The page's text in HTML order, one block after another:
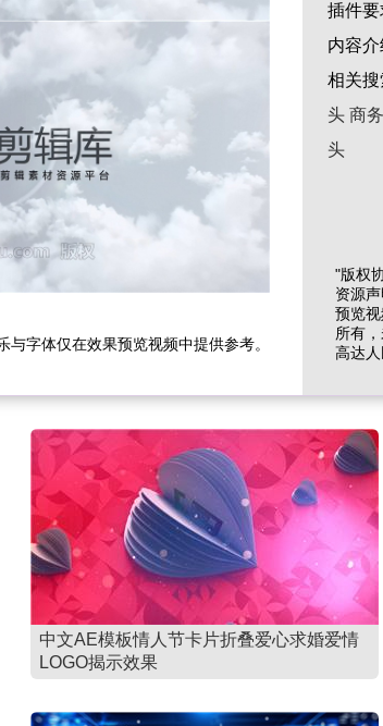
与字体仅在效果预览视频中提供参考。
插件要
内容介
相关搜
头 商
头
"版权
资源
预览
所有
高达
中文AE模板情人节卡片折叠爱心求婚爱情
LOGO揭示效果